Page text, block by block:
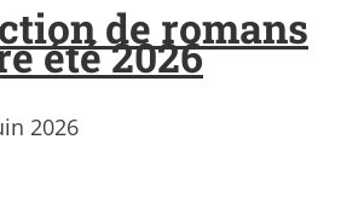
de romans
été 2026
2026